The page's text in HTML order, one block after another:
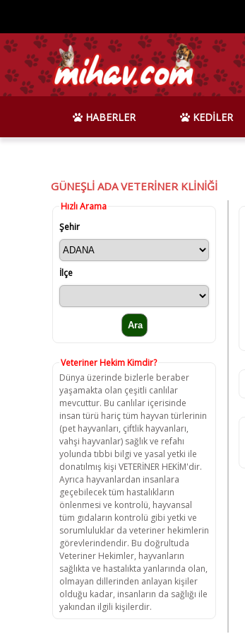
HABERLER KEDİLER
GÜNEŞLİ ADA VETERİNER KLİNİĞİ
Hızlı Arama
Şehir
İlçe
Veteriner Hekim Kimdir?
Dünya üzerinde bizlerle beraber
yaşamakta olan çeşitli canlılar
mevcuttur. Bu canlılar içerisinde
insan türü hariç tüm hayvan türlerinin
(pet hayvanları, çiftlik hayvanları,
vahşi hayvanlar) sağlık ve refahı
yolunda tıbbi bilgi ve yasal yetki ile
donatılmış kişi VETERİNER HEKİM'dir.
Ayrıca hayvanlardan insanlara
geçebilecek tüm hastalıkların
önlenmesi ve kontrolü, hayvansal
tüm gıdaların kontrolü gibi yetki ve
sorumluluklar da veteriner hekimlerin
görevlerindendir. Bu doğrultuda
Veteriner Hekimler, hayvanların
sağlıkta ve hastalıkta yanlarında olan,
olmayan dillerinden anlayan kişiler
olduğu kadar, insanların da sağlığı ile
yakından ilgili kişilerdir.